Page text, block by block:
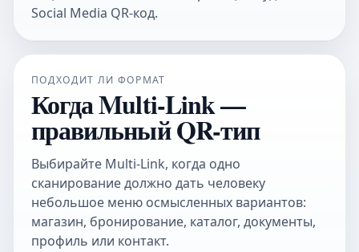
Social Media QR-код.
ПОДХОДИТ ЛИ ФОРМАТ
Когда Multi-Link —
правильный QR-тип
Выбирайте Multi-Link, когда одно
сканирование должно дать человеку
небольшое меню осмысленных вариантов:
магазин, бронирование, каталог, документы,
профиль или контакт.